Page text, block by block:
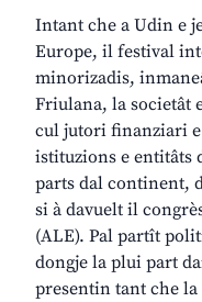
Intant che a Udin e
Europe, il festival
minorizadis,
Friulana, la societât
cul jutori finanziari
istituzions e entitâts
parts dal continent,
si à davuelt il
(ALE). Pal partît
dongje la plui part
presentin tant che